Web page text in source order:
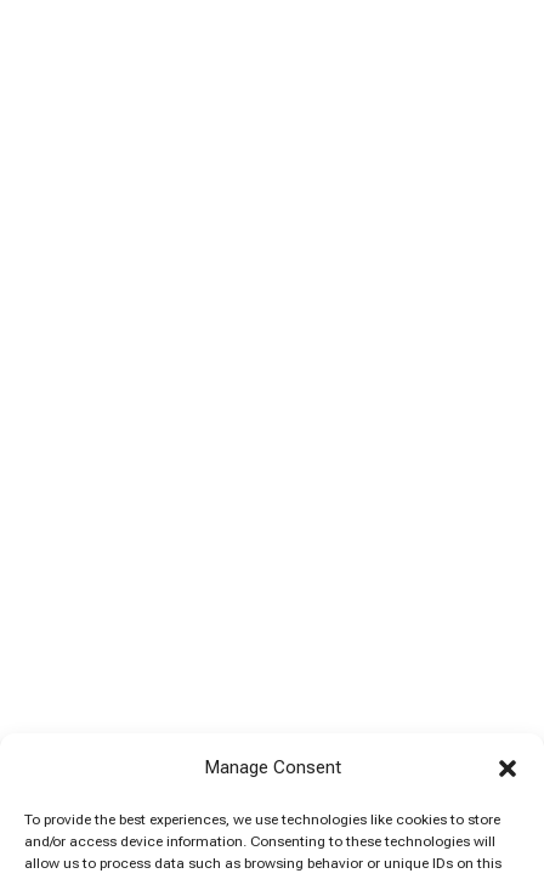
Manage Consent
To provide the best experiences, we use technologies like cookies to store
and/or access device information. Consenting to these technologies will
allow us to process data such as browsing behavior or unique IDs on this